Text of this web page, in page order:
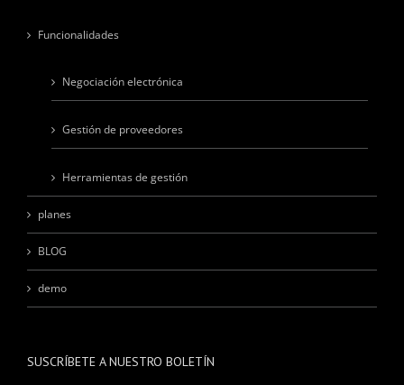
Funcionalidades
Negociación electrónica
Gestión de proveedores
Herramientas de gestión
planes
BLOG
demo
SUSCRÍBETE A NUESTRO BOLETÍN